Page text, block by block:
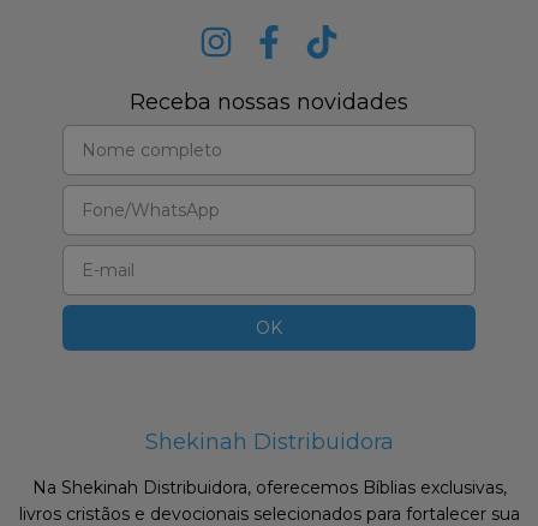
Receba nossas novidades
Shekinah Distribuidora
Na Shekinah Distribuidora, oferecemos Bíblias exclusivas,
livros cristãos e devocionais selecionados para fortalecer sua